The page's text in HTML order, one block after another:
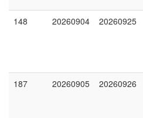
148 20260904 20260925
187 20260905 20260926